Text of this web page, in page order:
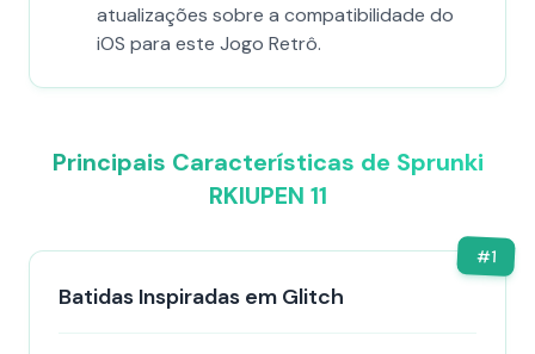
atualizações sobre a compatibilidade do
iOS para este Jogo Retrô.
Principais Características de Sprunki
RKIUPEN 11
#1
Batidas Inspiradas em Glitch